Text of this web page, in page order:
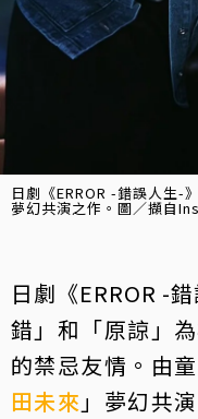
日劇《ERROR -錯誤人生-
夢幻共演之作。圖／擷自
日劇《ERROR -
錯」和「原諒」
的禁忌友情。由
田未來 」夢幻共